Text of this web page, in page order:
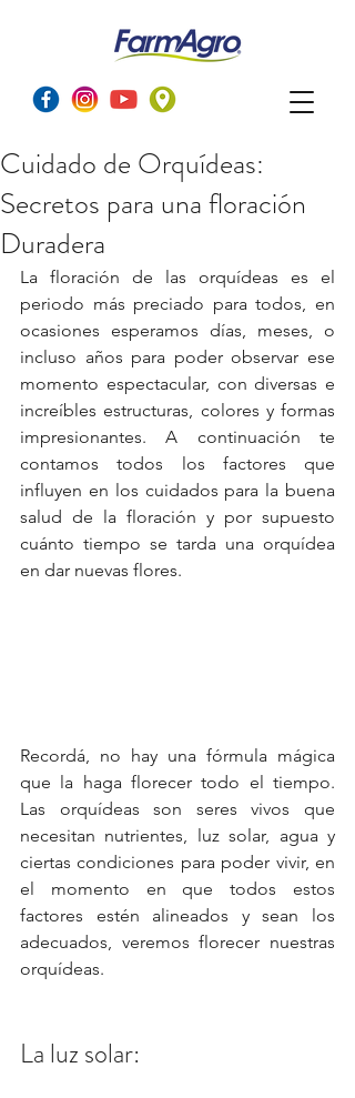
Cuidado de Orquídeas:
Secretos para una floración
Duradera
La floración de las orquídeas es el
periodo más preciado para todos, en
ocasiones esperamos días, meses, o
incluso años para poder observar ese
momento espectacular, con diversas e
increíbles estructuras, colores y formas
impresionantes. A continuación te
contamos todos los factores que
influyen en los cuidados para la buena
salud de la floración y por supuesto
cuánto tiempo se tarda una orquídea
en dar nuevas flores.
Recordá, no hay una fórmula mágica
que la haga florecer todo el tiempo.
Las orquídeas son seres vivos que
necesitan nutrientes, luz solar, agua y
ciertas condiciones para poder vivir, en
el momento en que todos estos
factores estén alineados y sean los
adecuados, veremos florecer nuestras
orquídeas.
La luz solar: